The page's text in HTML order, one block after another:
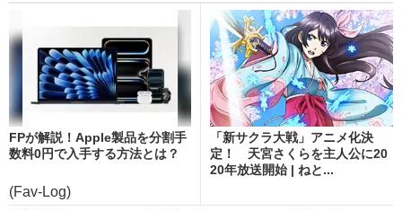
FPが解説！Apple製品を分割手
数料0円で入手する方法とは？
(Fav-Log)
「新サクラ大戦」アニメ化決
定！ 天宮さくらを主人公に20
20年放送開始 | ねと...